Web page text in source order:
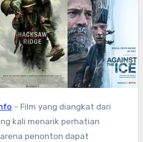
– Film yang diangkat dari
kali menarik perhatian
penonton dapat